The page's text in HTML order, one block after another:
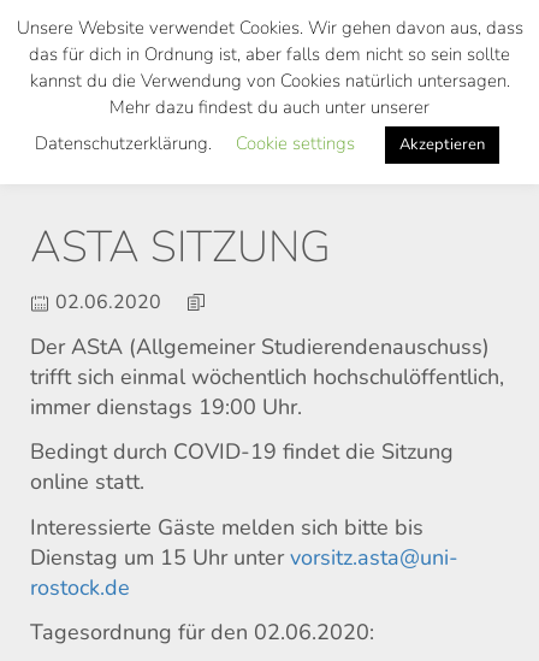
Skip
main
ASTA SITZUNG
02.06.2020
Der AStA (Allgemeiner Studierendenauschuss)
trifft sich einmal wöchentlich hochschulöffentlich,
immer dienstags 19:00 Uhr.
Bedingt durch COVID-19 findet die Sitzung
online statt.
Interessierte Gäste melden sich bitte bis
Dienstag um 15 Uhr untervorsitz.asta@uni-
rostock.de
Tagesordnung für den 02.06.2020:
Unsere Website verwendet Cookies. Wir gehen davon aus, dass
das für dich in Ordnung ist, aber falls dem nicht so sein sollte
kannst du die Verwendung von Cookies natürlich untersagen.
Mehr dazu findest du auch unter unserer
Datenschutzerklärung.
Cookie settings Akzeptieren